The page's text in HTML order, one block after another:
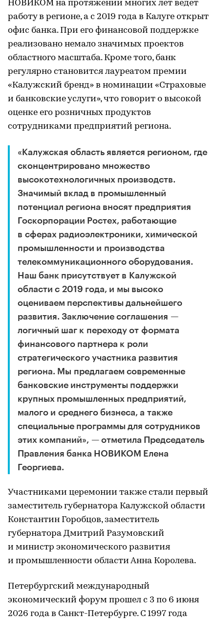
НОВИКОМ на протяжении многих лет ведет
работу в регионе, а с 2019 года в Калуге открыт
офис банка. При его финансовой поддержке
реализовано немало значимых проектов
областного масштаба. Кроме того, банк
регулярно становится лауреатом премии
«Калужский бренд» в номинации «Страховые
и банковские услуги», что говорит о высокой
оценке его розничных продуктов
сотрудниками предприятий региона.
«Калужская область является регионом, где
сконцентрировано множество
высокотехнологичных производств.
Значимый вклад в промышленный
потенциал региона вносят предприятия
Госкорпорации Ростех, работающие
в сферах радиоэлектроники, химической
промышленности и производства
телекоммуникационного оборудования.
Наш банк присутствует в Калужской
области с 2019 года, и мы высоко
оцениваем перспективы дальнейшего
развития. Заключение соглашения —
логичный шаг к переходу от формата
финансового партнера к роли
стратегического участника развития
региона. Мы предлагаем современные
банковские инструменты поддержки
крупных промышленных предприятий,
малого и среднего бизнеса, а также
специальные программы для сотрудников
этих компаний», — отметила Председатель
Правления банка НОВИКОМ Елена
Георгиева.
Участниками церемонии также стали первый
заместитель губернатора Калужской области
Константин Горобцов, заместитель
губернатора Дмитрий Разумовский
и министр экономического развития
и промышленности области Анна Королева.
Петербургский международный
экономический форум прошел с 3 по 6 июня
2026 года в Санкт-Петербурге. С 1997 года